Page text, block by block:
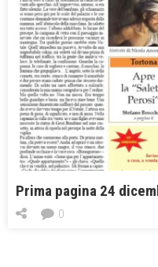
Prima pagina 24
0